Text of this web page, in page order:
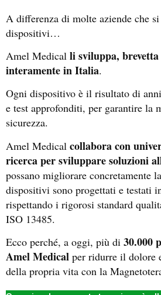
A differenza di molte aziende che
dispositivi…
Amel Medical li sviluppa,
interamente in Italia.
Ogni dispositivo è il risultato di
e test approfonditi, per garantire la
sicurezza.
Amel Medical collabora con
ricerca per sviluppare soluzioni
possano migliorare concretamente
dispositivi sono progettati e testati
rispettando i rigorosi standard
ISO 13485.
Ecco perché, a oggi, più di 30.000
Amel Medical per ridurre il dolore
della propria vita con la